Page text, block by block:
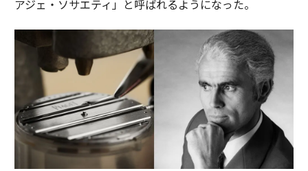
アジェ・ソサエティ」と呼ばれるようになった。